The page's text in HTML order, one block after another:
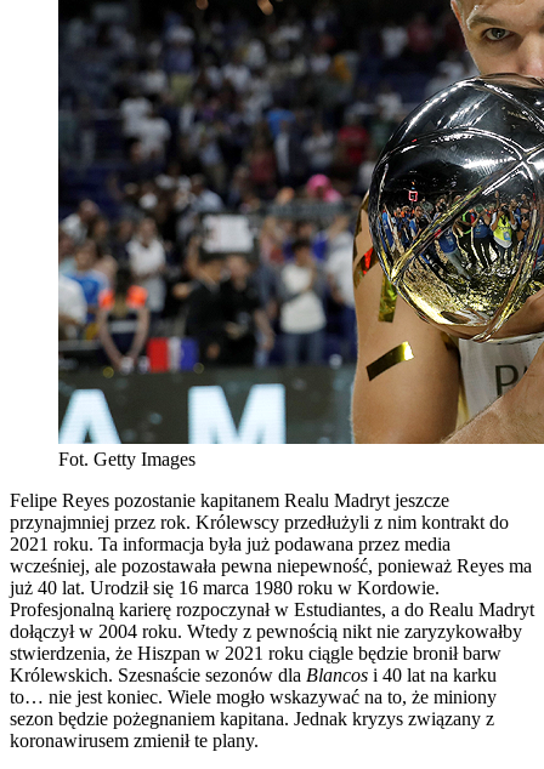
Fot. Getty Images
Felipe Reyes pozostanie kapitanem Realu Madryt jeszcze
przynajmniej przez rok. Królewscy przedłużyli z nim kontrakt do
2021 roku. Ta informacja była już podawana przez media
wcześniej, ale pozostawała pewna niepewność, ponieważ Reyes ma
już 40 lat. Urodził się 16 marca 1980 roku w Kordowie.
Profesjonalną karierę rozpoczynał w Estudiantes, a do Realu Madryt
dołączył w 2004 roku. Wtedy z pewnością nikt nie zaryzykowałby
stwierdzenia, że Hiszpan w 2021 roku ciągle będzie bronił barw
Królewskich. Szesnaście sezonów dla Blancos i 40 lat na karku
to… nie jest koniec. Wiele mogło wskazywać na to, że miniony
sezon będzie pożegnaniem kapitana. Jednak kryzys związany z
koronawirusem zmienił te plany.